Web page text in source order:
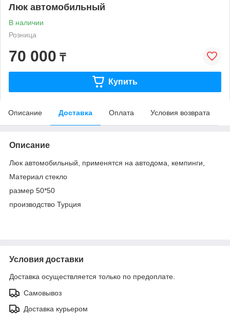
Люк автомобильный
В наличии
Розница
70 000 ₸
Купить
Описание Доставка Оплата Условия возврата
Описание
Люк автомобильный, применятся на автодома, кемпинги,
Материал стекло
размер 50*50
производство Турция
Условия доставки
Доставка осуществляется только по предоплате.
Самовывоз
Доставка курьером